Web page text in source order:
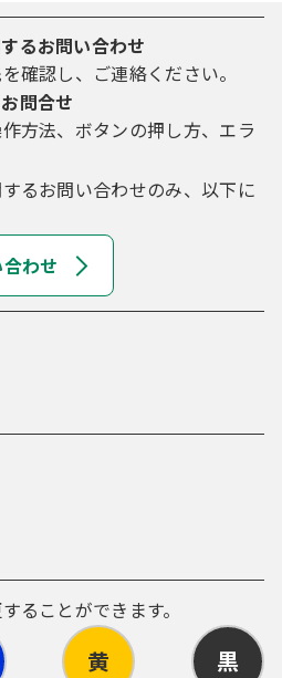
るお問い合わせ
確認し、ご連絡ください。
問合せ
方法、ボタンの押し方、エラ
るお問い合わせのみ、以下に
わせ
ることができます。
黄 黒